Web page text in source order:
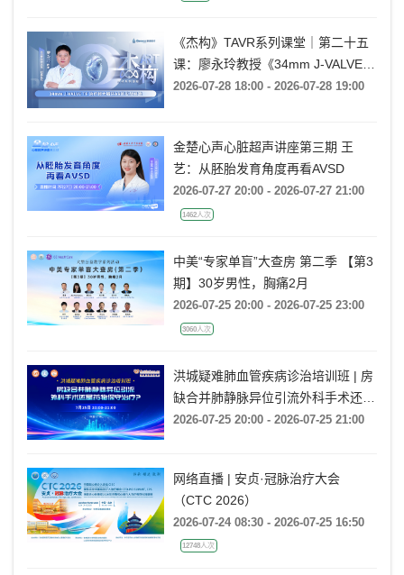
《杰构》TAVR系列课堂｜第二十五
课：廖永玲教授《34mm J-VALVE
TF 治疗超大瓣环AR的实战经验》
2026-07-28 18:00 - 2026-07-28 19:00
金楚心声心脏超声讲座第三期 王
艺：从胚胎发育角度再看AVSD
2026-07-27 20:00 - 2026-07-27 21:00
1462人次
中美“专家单盲”大查房 第二季 【第3
期】30岁男性，胸痛2月
2026-07-25 20:00 - 2026-07-25 23:00
3060人次
洪城疑难肺血管疾病诊治培训班 | 房
缺合并肺静脉异位引流外科手术还是
药物保守治疗?
2026-07-25 20:00 - 2026-07-25 21:00
网络直播 | 安贞·冠脉治疗大会
（CTC 2026）
2026-07-24 08:30 - 2026-07-25 16:50
12748人次